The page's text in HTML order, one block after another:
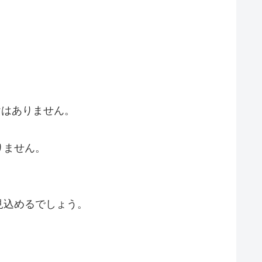
ありません。
せん。
めるでしょう。